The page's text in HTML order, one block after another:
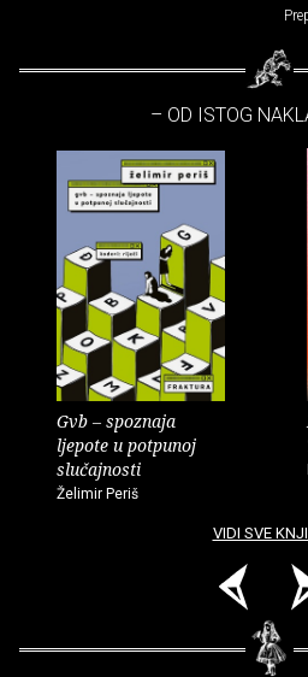
– OD ISTOG
Gvb – spoznaja
ljepote u potpunoj
slučajnosti
Želimir Periš
VIDI SVE